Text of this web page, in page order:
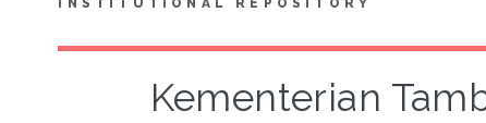
INSTITUTIONAL REPOSITORY
Kementerian